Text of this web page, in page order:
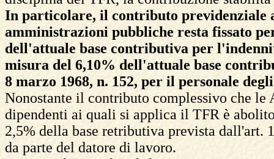
In particolare, il contributo previdenziale
amministrazioni pubbliche resta fissato
dell'attuale base contributiva per
misura del 6,10% dell'attuale base
8 marzo 1968, n. 152, per il personale
Nonostante il contributo complessivo che
dipendenti ai quali si applica il TFR è
2,5% della base retributiva prevista dall'art.
da parte del datore di lavoro.